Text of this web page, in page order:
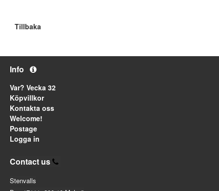
Tillbaka
Info
Var? Vecka 32
Köpvillkor
Kontakta oss
Welcome!
Postage
Logga in
Contact us
Stenvalls